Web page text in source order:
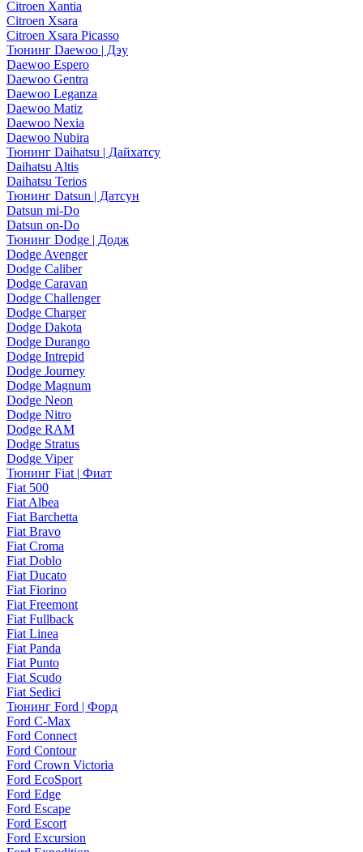
Citroen Xantia
Citroen Xsara
Citroen Xsara Picasso
Тюнинг Daewoo | Дэу
Daewoo Espero
Daewoo Gentra
Daewoo Leganza
Daewoo Matiz
Daewoo Nexia
Daewoo Nubira
Тюнинг Daihatsu | Дайхатсу
Daihatsu Altis
Daihatsu Terios
Тюнинг Datsun | Датсун
Datsun mi-Do
Datsun on-Do
Тюнинг Dodge | Додж
Dodge Avenger
Dodge Caliber
Dodge Caravan
Dodge Challenger
Dodge Charger
Dodge Dakota
Dodge Durango
Dodge Intrepid
Dodge Journey
Dodge Magnum
Dodge Neon
Dodge Nitro
Dodge RAM
Dodge Stratus
Dodge Viper
Тюнинг Fiat | Фиат
Fiat 500
Fiat Albea
Fiat Barchetta
Fiat Bravo
Fiat Croma
Fiat Doblo
Fiat Ducato
Fiat Fiorino
Fiat Freemont
Fiat Fullback
Fiat Linea
Fiat Panda
Fiat Punto
Fiat Scudo
Fiat Sedici
Тюнинг Ford | Форд
Ford C-Max
Ford Connect
Ford Contour
Ford Crown Victoria
Ford EcoSport
Ford Edge
Ford Escape
Ford Escort
Ford Excursion